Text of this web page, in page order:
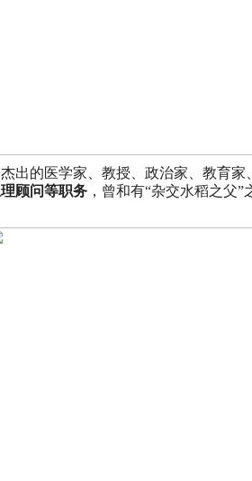
出的医学家、教授、政治家、教育家
顾问等职务 ，曾和有“杂交水稻之父